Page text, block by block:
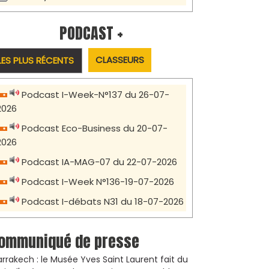
PODCAST +
PLUS RÉCENTS CLASSEURS
Podcast I-Week-N°137 du 26-07-
Podcast Eco-Business du 20-07-
Podcast IA-MAG-07 du 22-07-2026
Podcast I-Week N°136-19-07-2026
Podcast I-débats N31 du 18-07-2026
de presse
: le Musée Yves Saint Laurent fait du